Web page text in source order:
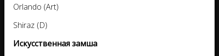
Orlando (Art)
Shiraz (D)
Искусственная замша